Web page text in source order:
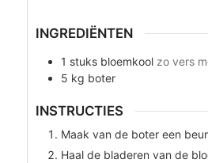
INGREDIËNTEN
1 stuks bloemkool zo vers
5 kg boter
INSTRUCTIES
Maak van de boter een
Haal de bladeren van de